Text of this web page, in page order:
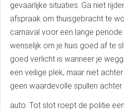
gevaarlijke situaties. Ga niet
afspraak om thuisgebracht te
carnaval voor een lange periode
wenselijk om je huis goed af te
goed verlicht is wanneer je
een veilige plek, maar niet
geen waardevolle spullen achter
auto. Tot slot roept de politie